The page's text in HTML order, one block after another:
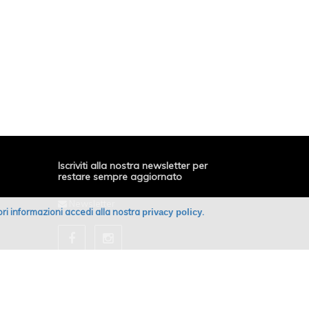
Iscriviti alla nostra newsletter per
restare sempre aggiornato
informazioni accedi alla nostra privacy policy.